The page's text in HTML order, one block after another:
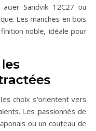
Sandvik 12C27 ou
Les manches en bois
noble, idéale pour
choix s'orientent vers
Les passionnés de
ou un couteau de